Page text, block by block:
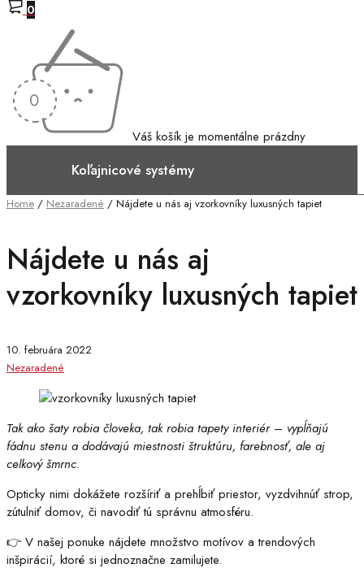
0
Váš košík je momentálne prázdny
Koľajnicové systémy
Home / Nezaradené / Nájdete u nás aj vzorkovníky luxusných tapiet
Nájdete u nás aj
vzorkovníky luxusných tapiet
10. februára 2022
Nezaradené
Tak ako šaty robia človeka, tak robia tapety interiér – vypĺňajú
fádnu stenu a dodávajú miestnosti štruktúru, farebnosť, ale aj
celkový šmrnc.
Opticky nimi dokážete rozšíriť a prehĺbiť priestor, vyzdvihnúť strop,
zútulniť domov, či navodiť tú správnu atmosféru.
👉 V našej ponuke nájdete množstvo motívov a trendových
inšpirácií, ktoré si jednoznačne zamilujete.